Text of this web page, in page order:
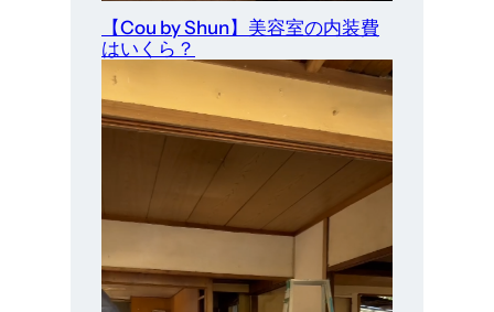
【Cou by Shun】美容室の内装費
はいくら？